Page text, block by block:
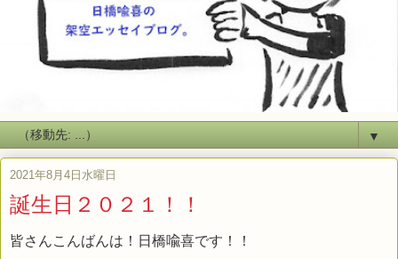
▼
2021年8月4日水曜日
誕生日２０２１！！
皆さんこんばんは！日橋喩喜です！！